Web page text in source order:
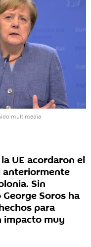
multimedia
UE acordaron el
anteriormente
Sin
Soros ha
para
impacto muy